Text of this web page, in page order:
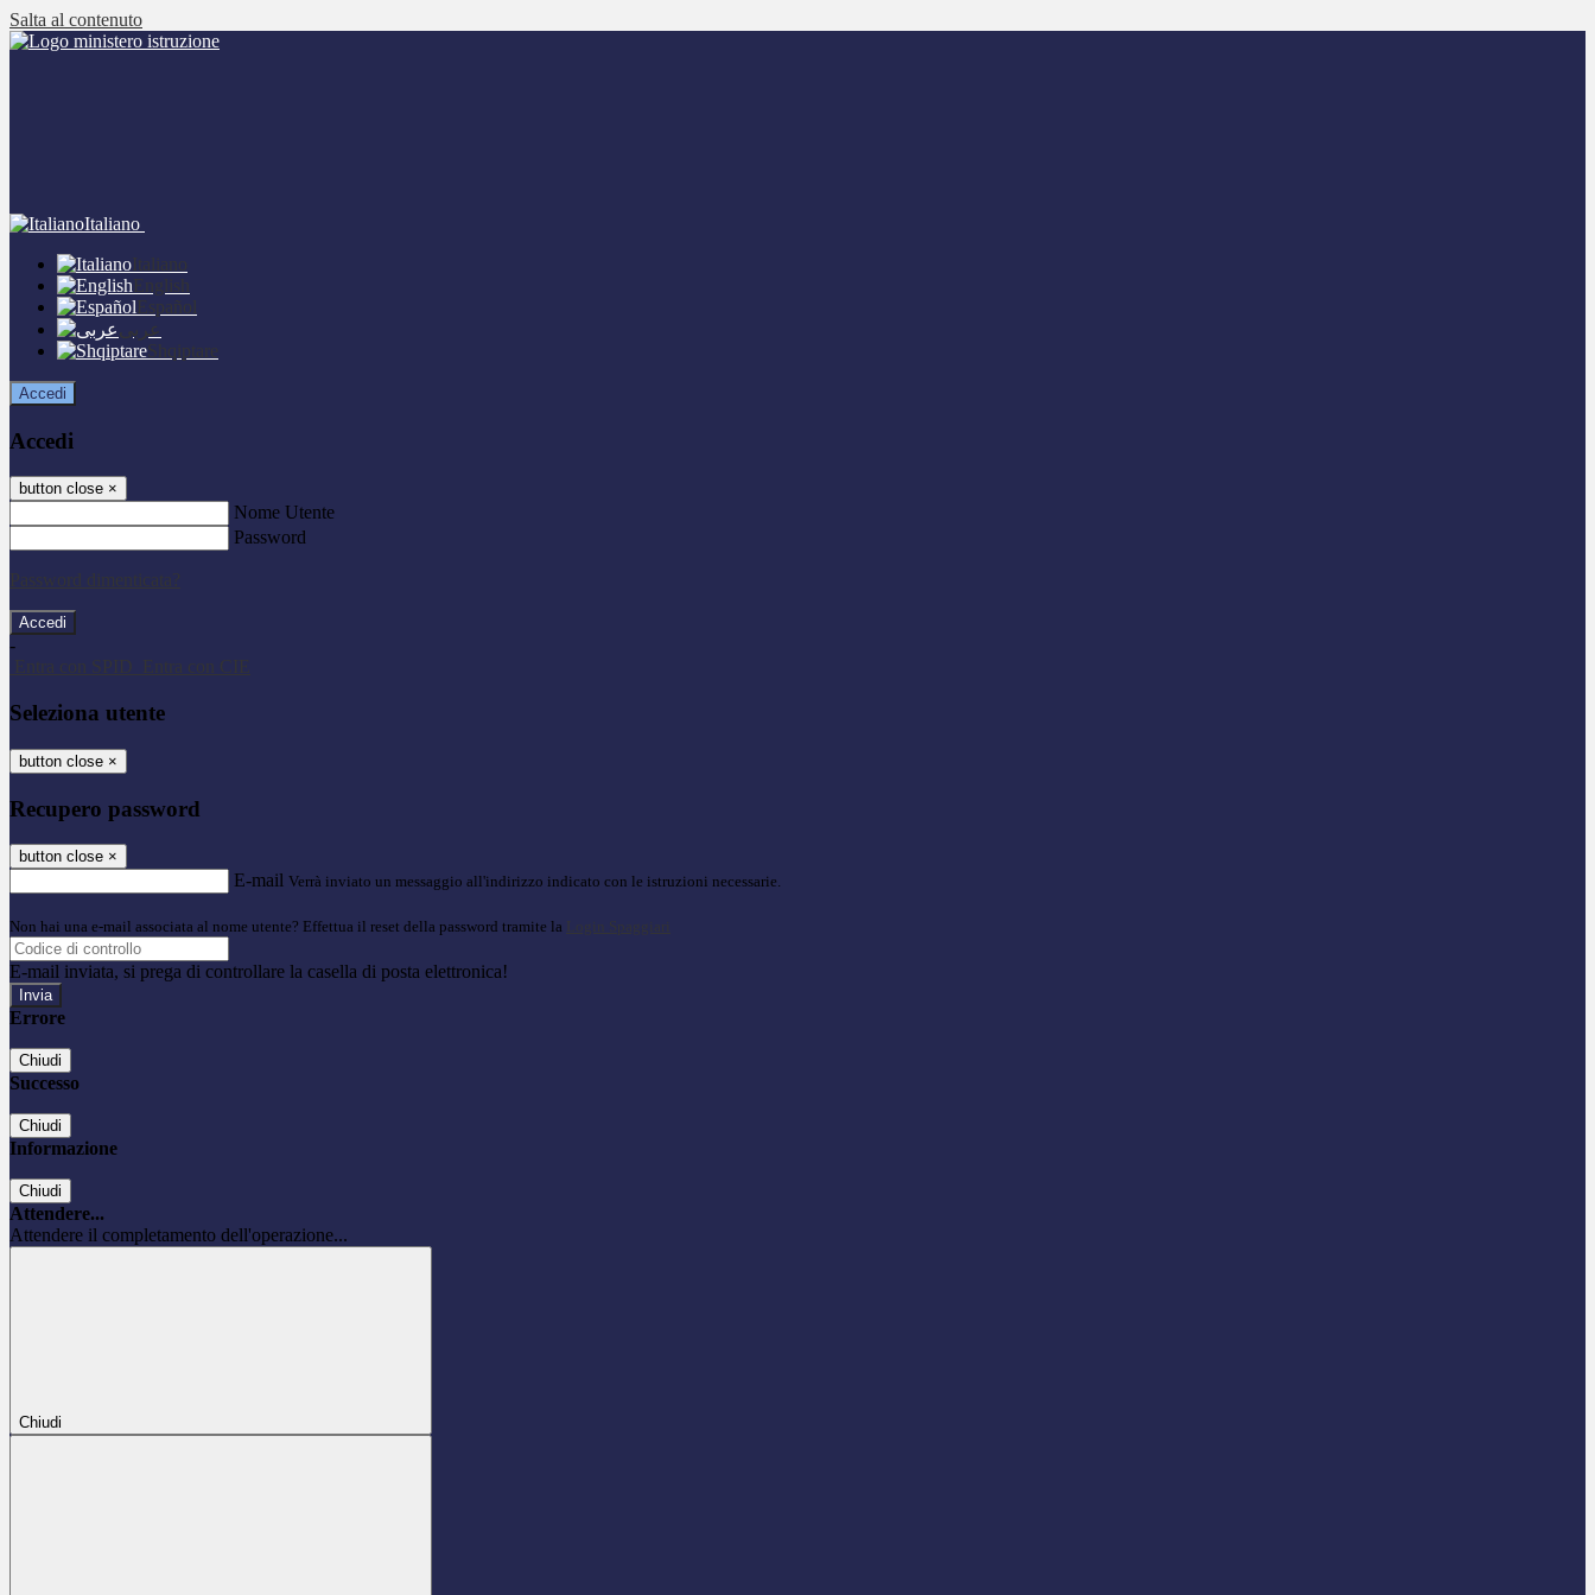
Salta al contenuto
Italiano
Italiano
English
Español
عربى
Shqiptare
Accedi
Accedi
button close ×
Nome Utente
Password
Password dimenticata?
-
Entra con SPID
Entra con CIE
Seleziona utente
button close ×
Recupero password
button close ×
E-mail Verrà inviato un messaggio all'indirizzo indicato con le istruzioni necessarie.
Non hai una e-mail associata al nome utente? Effettua il reset della password tramite la Login Spaggiari
E-mail inviata, si prega di controllare la casella di posta elettronica!
Errore
Chiudi
Successo
Chiudi
Informazione
Chiudi
Attendere...
Attendere il completamento dell'operazione...
Chiudi